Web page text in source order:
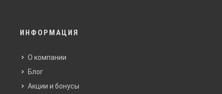
ИНФОРМАЦИЯ
О компании
Блог
Акции и бонусы